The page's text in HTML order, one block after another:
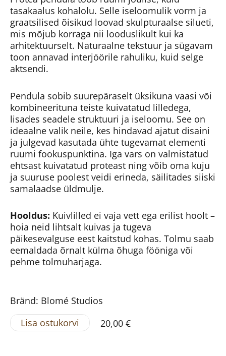
tasakaalus kohalolu. Selle iseloomulik vorm ja
graatsilised õisikud loovad skulpturaalse silueti,
mis mõjub korraga nii looduslikult kui ka
arhitektuurselt. Naturaalne tekstuur ja sügavam
toon annavad interjöörile rahuliku, kuid selge
aktsendi.
Pendula sobib suurepäraselt üksikuna vaasi või
kombineerituna teiste kuivatatud lilledega,
lisades seadele struktuuri ja iseloomu. See on
ideaalne valik neile, kes hindavad ajatut disaini
ja julgevad kasutada ühte tugevamat elementi
ruumi fookuspunktina. Iga vars on valmistatud
ehtsast kuivatatud proteast ning võib oma kuju
ja suuruse poolest veidi erineda, säilitades siiski
samalaadse üldmulje.
Hooldus: Kuivlilled ei vaja vett ega erilist hoolt –
hoia neid lihtsalt kuivas ja tugeva
päikesevalguse eest kaitstud kohas. Tolmu saab
eemaldada õrnalt külma õhuga fööniga või
pehme tolmuharjaga.
Bränd: Blomé Studios
Lisa ostukorvi
20,00 €